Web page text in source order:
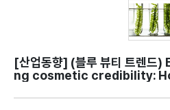
[산업동향]
ng cosmetic credibility: